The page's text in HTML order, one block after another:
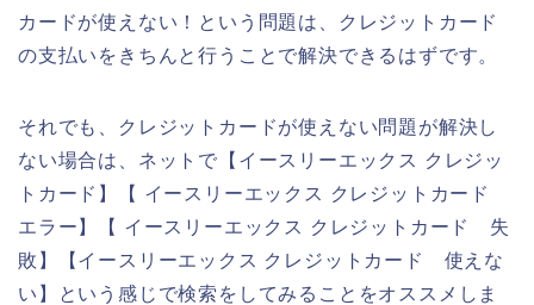
カードが使えない！という問題は、クレジットカード
の支払いをきちんと行うことで解決できるはずです。
それでも、クレジットカードが使えない問題が解決し
ない場合は、ネットで【イースリーエックス クレジッ
トカード】【 イースリーエックス クレジットカード
エラー】【 イースリーエックス クレジットカード 失
敗】【イースリーエックス クレジットカード 使えな
い】という感じで検索をしてみることをオススメしま